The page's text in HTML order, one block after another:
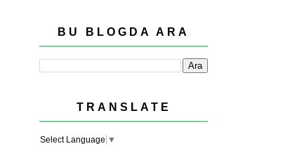
BU BLOGDA ARA
TRANSLATE
Select Language ▼